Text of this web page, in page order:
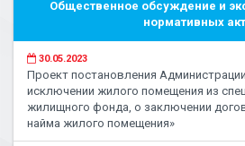
Общественное обсуждение и
нормативных
30.05.2023
Проект постановления
исключении жилого помещения из
жилищного фонда, о заключении
найма жилого помещения»